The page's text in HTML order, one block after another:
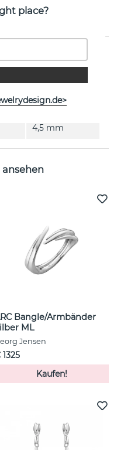
0.33 CT i 18k
13 mm
FUSION
4,5 mm
Bangle/Armbänder
ML
Jensen
Kaufen!
place?